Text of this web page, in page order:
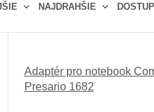
NAJDRAHŠIE
e
Adaptér pro notebook
Presario 1682